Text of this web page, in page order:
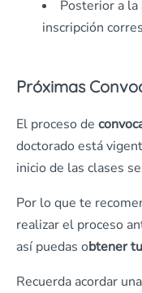
Posterior a la
inscripción
Próximas
El proceso de
doctorado está
inicio de las clases
Por lo que te
realizar el proceso
así puedas obtener
Recuerda acordar